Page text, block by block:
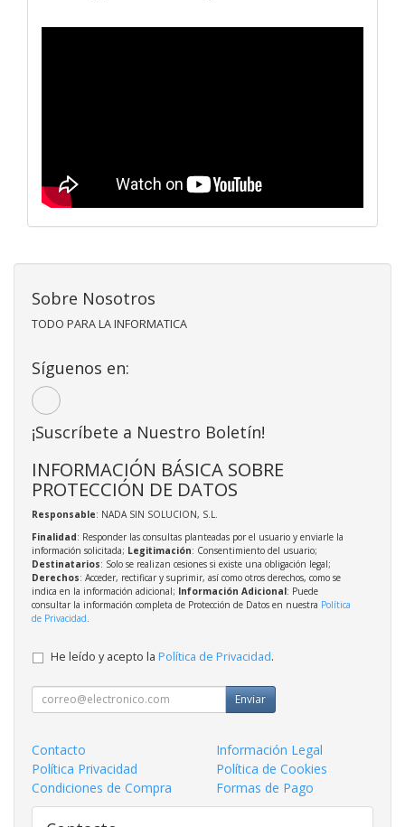
Sobre Nosotros
TODO PARA LA INFORMATICA
Síguenos en:
¡Suscríbete a Nuestro Boletín!
INFORMACIÓN BÁSICA SOBRE
PROTECCIÓN DE DATOS
Responsable: NADA SIN SOLUCION, S.L.
Finalidad: Responder las consultas planteadas por el usuario y enviarle la
información solicitada; Legitimación: Consentimiento del usuario;
Destinatarios: Solo se realizan cesiones si existe una obligación legal;
Derechos: Acceder, rectificar y suprimir, así como otros derechos, como se
indica en la información adicional; Información Adicional: Puede
consultar la información completa de Protección de Datos en nuestra Política
de Privacidad.
He leído y acepto la Política de Privacidad.
Enviar
Contacto
Información Legal
Política Privacidad
Política de Cookies
Condiciones de Compra
Formas de Pago